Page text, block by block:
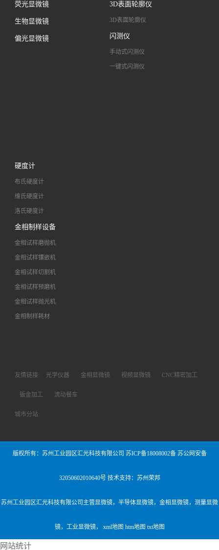
荧光显微镜
生物显微镜
偏光显微镜
3D表面轮廓仪
3D表面轮廓仪
闪测仪
手动式闪测仪
一键式闪测仪
硬度计
布氏硬度计
维氏硬度计
洛氏硬度计
金相制样设备
金相试样磨抛机
金相试样镶嵌机
金相试样切割机
金相试样预磨机
金相试样抛光机
金相制样耗材
友情链接: 光学仪器 金相显微镜 视频显微镜 CNC精密加工
钣金加工 流动餐车
城市分站:
版权所有：苏州工业园区汇光科技有限公司 苏ICP备18008002备 苏公网安备
32050602010640号 技术支持：苏州荣邦
苏州工业园区汇光科技有限公司主营显微镜， 半导体显微镜， 金相显微镜， 测量显微
镜， 工业显微镜， xml地图 htm地图 txt地图
网站统计